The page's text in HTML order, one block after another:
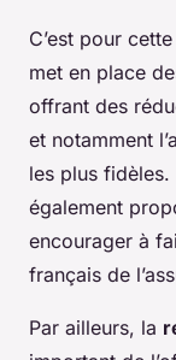
C’est pour
met en place
offrant des
et notamment
les plus
également
encourager à
français de
Par ailleurs, la